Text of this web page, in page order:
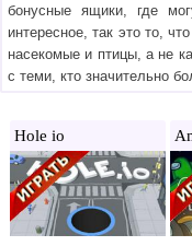
бонусные ящики, где
интересное, так это то,
насекомые и птицы, а не
с теми, кто значительно
Hole io